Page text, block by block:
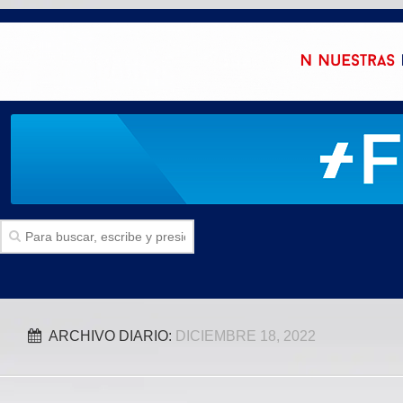
SECCIONES
Politica
ARCHIVO DIARIO: DICIEMBRE 18, 2022